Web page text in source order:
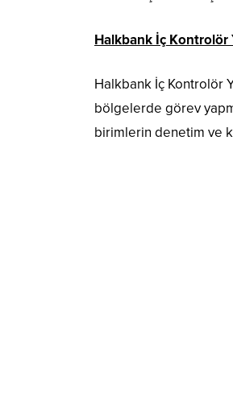
Halkbank İç Kontrolör
Halkbank İç Kontrolör
bölgelerde görev
birimlerin denetim ve